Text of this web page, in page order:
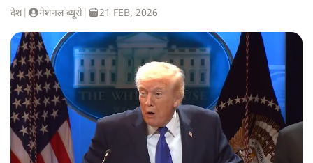
देश नेशनल ब्यूरो 21 FEB, 2026